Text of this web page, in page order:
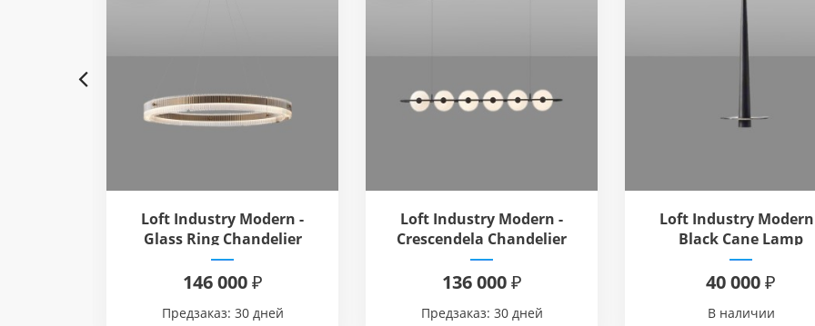
Loft Industry Modern -
Glass Ring Chandelier
146 000 ₽
Предзаказ: 30 дней
Loft Industry Modern -
Crescendela Chandelier
136 000 ₽
Предзаказ: 30 дней
Loft Industry
Black Cane Lamp
40 000 ₽
В наличии